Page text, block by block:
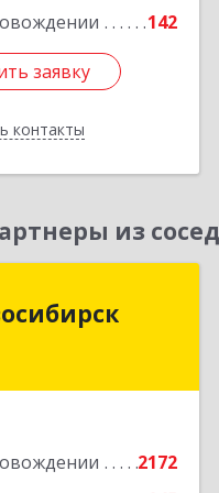
142
заявку
контакты
Подробнее
заявку
из
2172
Новосибирск
обл,